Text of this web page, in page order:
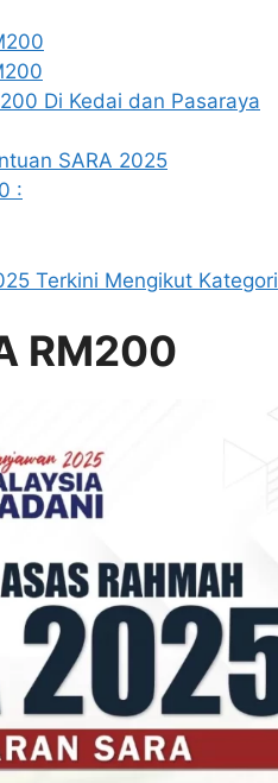
Di Kedai dan Pasaraya
SARA 2025
:
Terkini Mengikut Kategori
RM200